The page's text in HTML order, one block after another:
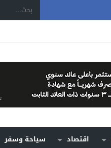
اقتصاد سياحة وسفر